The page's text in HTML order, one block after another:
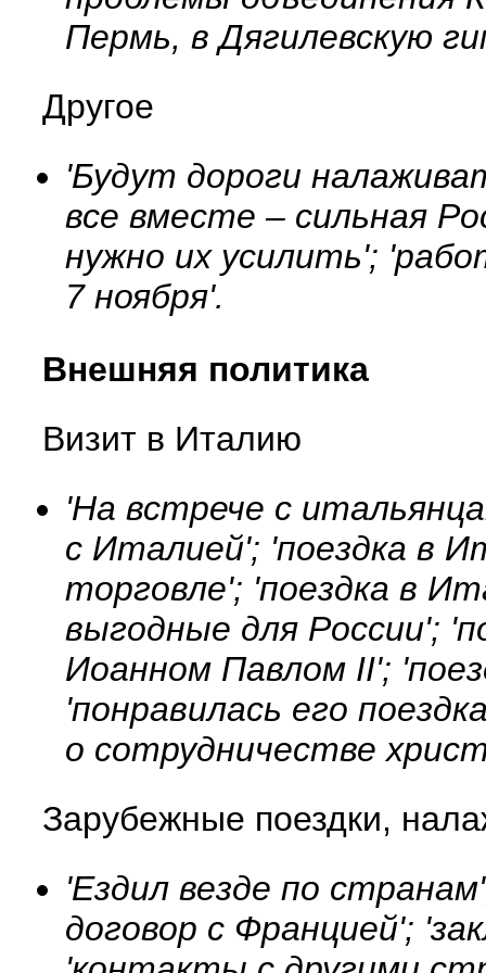
Пермь, в Дягилевскую
Другое
'Будут дороги
все вместе – сильная
нужно их усилить';
7 ноября'.
Внешняя политика
Визит в Италию
'На встрече с
с Италией'; 'поездка в
торговле'; 'поездка в
выгодные для России';
Иоанном Павлом II';
'понравилась его
о сотрудничестве
Зарубежные поездки,
'Ездил везде по
договор с Францией';